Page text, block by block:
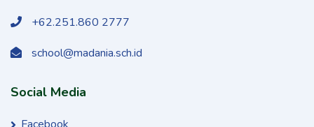
+62.251.860 2777
school@madania.sch.id
Social Media